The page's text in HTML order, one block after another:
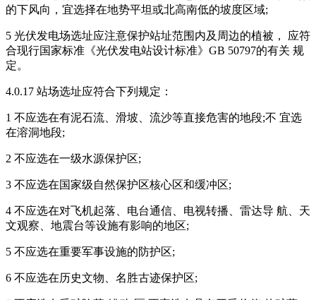
的下风向，宜选择在地势平坦或北高南低的坡度区域;
5 光伏发电场选址应注意保护站址范围内及周边的植被， 应符
合现行国家标准《光伏发电站设计标准》GB 50797的有关 规
定。
4.0.17 站场选址应符合下列规定：
1 不应选在有泥石流、滑坡、流沙等直接危害的地段;不 宜选
在溶洞地段;
2 不应选在一级水源保护区;
3 不应选在国家级自然保护区核心区和缓冲区;
4 不应选在对飞机起落、电台通信、电视转播、雷达导 航、天
文观察、地震台等设施有影响的地区;
5 不应选在重要军事设施的防护区;
6 不应选在历史文物、名胜古迹保护区;